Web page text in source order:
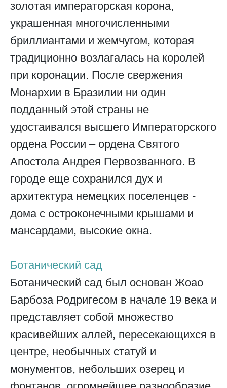
золотая императорская корона,
украшенная многочисленными
бриллиантами и жемчугом, которая
традиционно возлагалась на королей
при коронации. После свержения
Монархии в Бразилии ни один
подданный этой страны не
удостаивался высшего Императорского
ордена России – ордена Святого
Апостола Андрея Первозванного. В
городе еще сохранился дух и
архитектура немецких поселенцев -
дома с остроконечными крышами и
мансардами, высокие окна.
Ботанический сад
Ботанический сад был основан Жоао
Барбоза Родригесом в начале 19 века и
представляет собой множество
красивейших аллей, пересекающихся в
центре, необычных статуй и
монументов, небольших озерец и